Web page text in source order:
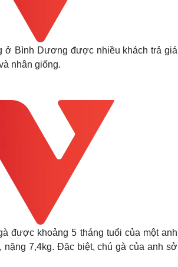
Sao Việt
ở Bình Dương được nhiều khách trả giá
nhân giống.
được khoảng 5 tháng tuổi của một anh
7,4kg. Đặc biệt, chú gà của anh sở